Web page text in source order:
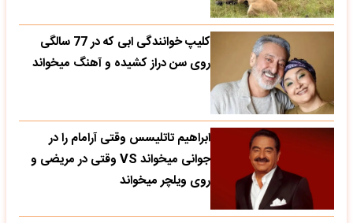
کلیپ خوانندگی ابی که در 77 سالگی
روی سن دراز کشیده و آهنگ میخواند
ابراهیم تاتلیسس وقتی آرامام را در
جوانی میخواند VS وقتی در مریضی و
روی ویلچر میخواند